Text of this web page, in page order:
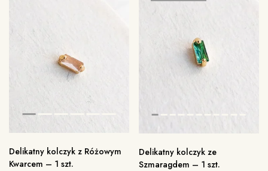
Delikatny kolczyk z Różowym
Kwarcem – 1 szt.
Delikatny kolczyk ze
Szmaragdem – 1 szt.